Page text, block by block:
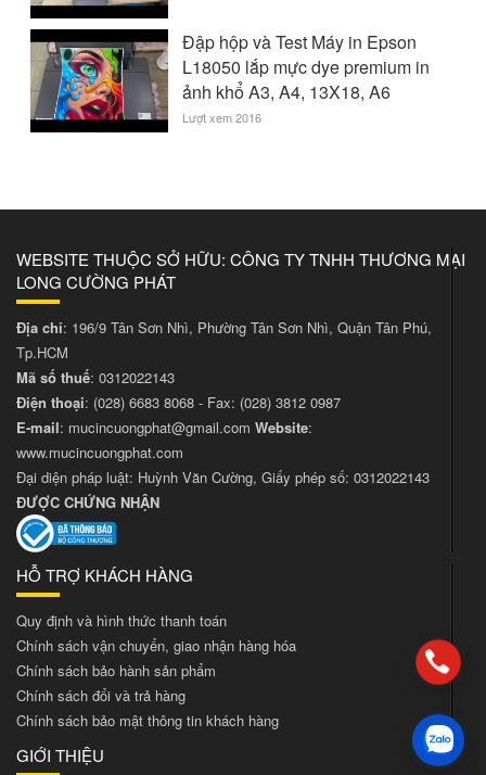
Đập hộp và Test Máy in Epson
L18050 lắp mực dye premium in
ảnh khổ A3, A4, 13X18, A6
Lượt xem 2016
WEBSITE THUỘC SỞ HỮU: CÔNG TY TNHH THƯƠNG MẠI
LONG CƯỜNG PHÁT
Địa chỉ: 196/9 Tân Sơn Nhì, Phường Tân Sơn Nhì, Quận Tân Phú,
Tp.HCM
Mã số thuế: 0312022143
Điện thoại: (028) 6683 8068 - Fax: (028) 3812 0987
E-mail: mucincuongphat@gmail.com Website:
www.mucincuongphat.com
Đại diện pháp luật: Huỳnh Văn Cường, Giấy phép số: 0312022143
ĐƯỢC CHỨNG NHẬN
HỖ TRỢ KHÁCH HÀNG
Quy định và hình thức thanh toán
Chính sách vận chuyển, giao nhận hàng hóa
Chính sách bảo hành sản phẩm
Chính sách đổi và trả hàng
Chính sách bảo mật thông tin khách hàng
GIỚI THIỆU